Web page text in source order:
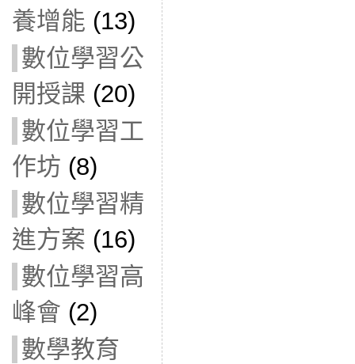
養增能 (13)
數位學習公
開授課 (20)
數位學習工
作坊 (8)
數位學習精
進方案 (16)
數位學習高
峰會 (2)
數學教育